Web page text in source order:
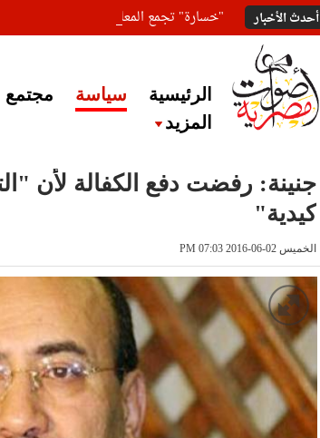
أحدث الأخبار "خسارة" تجمع المعلقين على خبر إغلاق
الرئيسية سياسة مجتمع
المزيد
جنينة: رفضت دفع الكفالة لأن
كيدية"
الخميس 02-06-2016 PM 07:03